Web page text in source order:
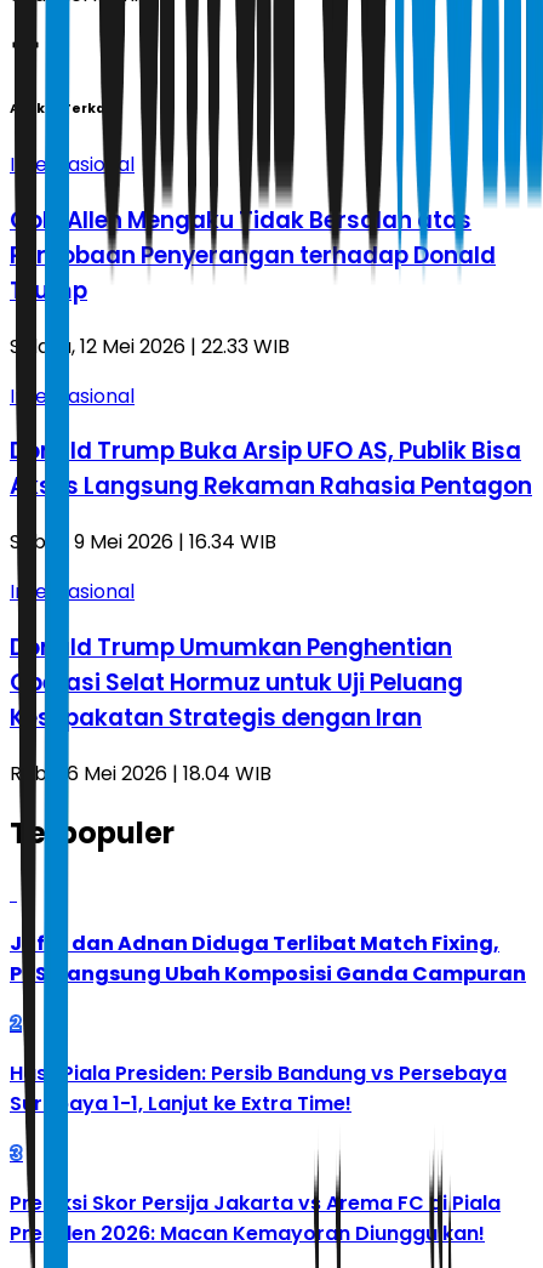
Artikel Terkait
Internasional
Cole Allen Mengaku Tidak Bersalah atas
Percobaan Penyerangan terhadap Donald
Trump
Selasa, 12 Mei 2026 | 22.33 WIB
Internasional
Donald Trump Buka Arsip UFO AS, Publik Bisa
Akses Langsung Rekaman Rahasia Pentagon
Sabtu, 9 Mei 2026 | 16.34 WIB
Internasional
Donald Trump Umumkan Penghentian
Operasi Selat Hormuz untuk Uji Peluang
Kesepakatan Strategis dengan Iran
Rabu, 6 Mei 2026 | 18.04 WIB
Terpopuler
Jafar dan Adnan Diduga Terlibat Match Fixing,
PBSI Langsung Ubah Komposisi Ganda Campuran
2
Hasil Piala Presiden: Persib Bandung vs Persebaya
Surabaya 1-1, Lanjut ke Extra Time!
3
Prediksi Skor Persija Jakarta vs Arema FC di Piala
Presiden 2026: Macan Kemayoran Diunggulkan!